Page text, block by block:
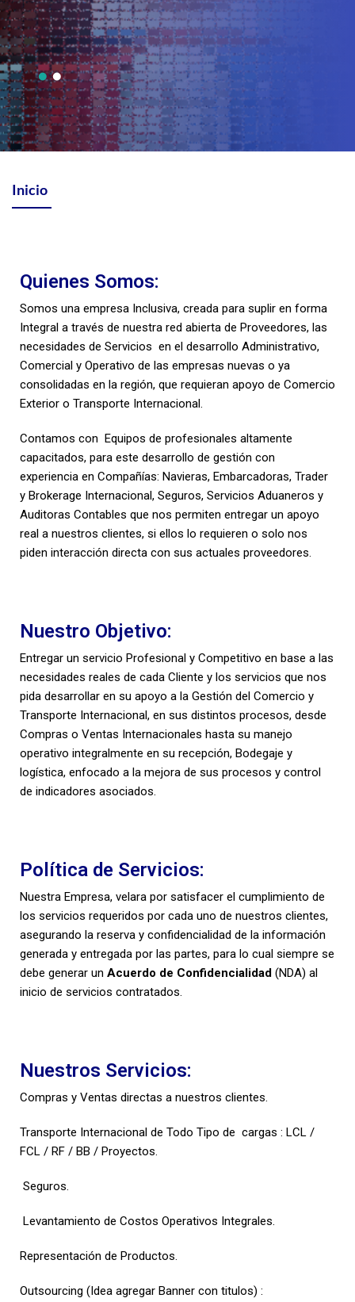
Inicio
Quienes Somos:
Somos una empresa Inclusiva, creada para suplir en forma
Integral a través de nuestra red abierta de Proveedores, las
necesidades de Servicios en el desarrollo Administrativo,
Comercial y Operativo de las empresas nuevas o ya
consolidadas en la región, que requieran apoyo de Comercio
Exterior o Transporte Internacional.
Contamos con Equipos de profesionales altamente
capacitados, para este desarrollo de gestión con
experiencia en Compañías: Navieras, Embarcadoras, Trader
y Brokerage Internacional, Seguros, Servicios Aduaneros y
Auditoras Contables que nos permiten entregar un apoyo
real a nuestros clientes, si ellos lo requieren o solo nos
piden interacción directa con sus actuales proveedores.
Nuestro Objetivo:
Entregar un servicio Profesional y Competitivo en base a las
necesidades reales de cada Cliente y los servicios que nos
pida desarrollar en su apoyo a la Gestión del Comercio y
Transporte Internacional, en sus distintos procesos, desde
Compras o Ventas Internacionales hasta su manejo
operativo integralmente en su recepción, Bodegaje y
logística, enfocado a la mejora de sus procesos y control
de indicadores asociados.
Política de Servicios:
Nuestra Empresa, velara por satisfacer el cumplimiento de
los servicios requeridos por cada uno de nuestros clientes,
asegurando la reserva y confidencialidad de la información
generada y entregada por las partes, para lo cual siempre se
debe generar un Acuerdo de Confidencialidad (NDA) al
inicio de servicios contratados.
Nuestros Servicios:
Compras y Ventas directas a nuestros clientes.
Transporte Internacional de Todo Tipo de cargas : LCL /
FCL / RF / BB / Proyectos.
Seguros.
Levantamiento de Costos Operativos Integrales.
Representación de Productos.
Outsourcing (Idea agregar Banner con titulos) :